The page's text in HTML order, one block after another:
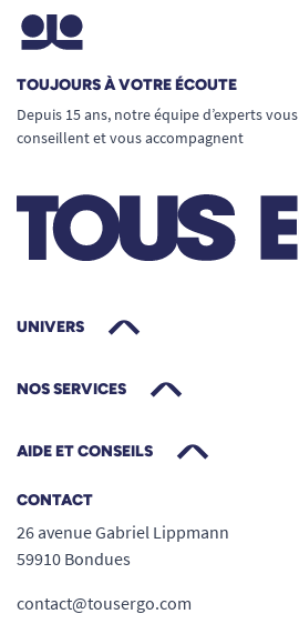
TOUJOURS À VOTRE ÉCOUTE
Depuis 15 ans, notre équipe d’experts vous
conseillent et vous accompagnent
UNIVERS
NOS SERVICES
AIDE ET CONSEILS
CONTACT
26 avenue Gabriel Lippmann
59910 Bondues
contact@tousergo.com